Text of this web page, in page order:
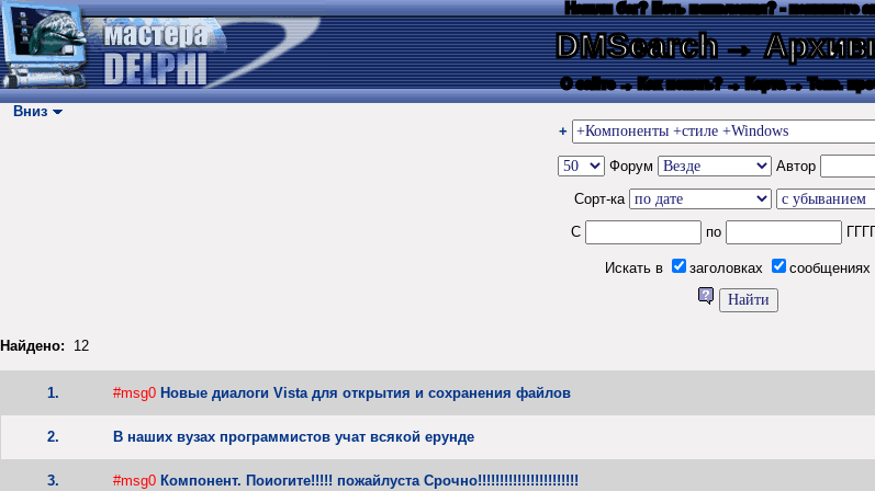
Нашли баг? Есть пожелания? - напишите
DMSearch→
О сайте → Как искать? → Карта → Текс.
Вниз
+
Форум
Автор
Сорт-ка
С
по
Искать в заголовках сообщениях
Найдено: 12
1. #msg0 Новые диалоги Vista для открытия и сохранения файлов
2. В наших вузах программистов учат всякой ерунде
3. #msg0 Компонент. Поиогите!!!!! пожайлуста Срочно!!!!!!!!!!!!!!!!!!!!!!!